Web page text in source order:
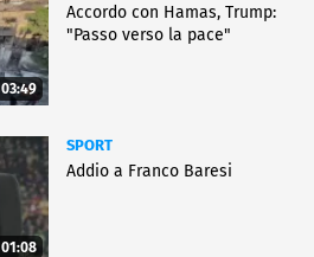
03:49
Accordo con Hamas, Trump:
"Passo verso la pace"
01:08
SPORT
Addio a Franco Baresi